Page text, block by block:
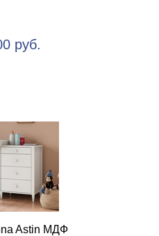
руб.
Astin МДФ